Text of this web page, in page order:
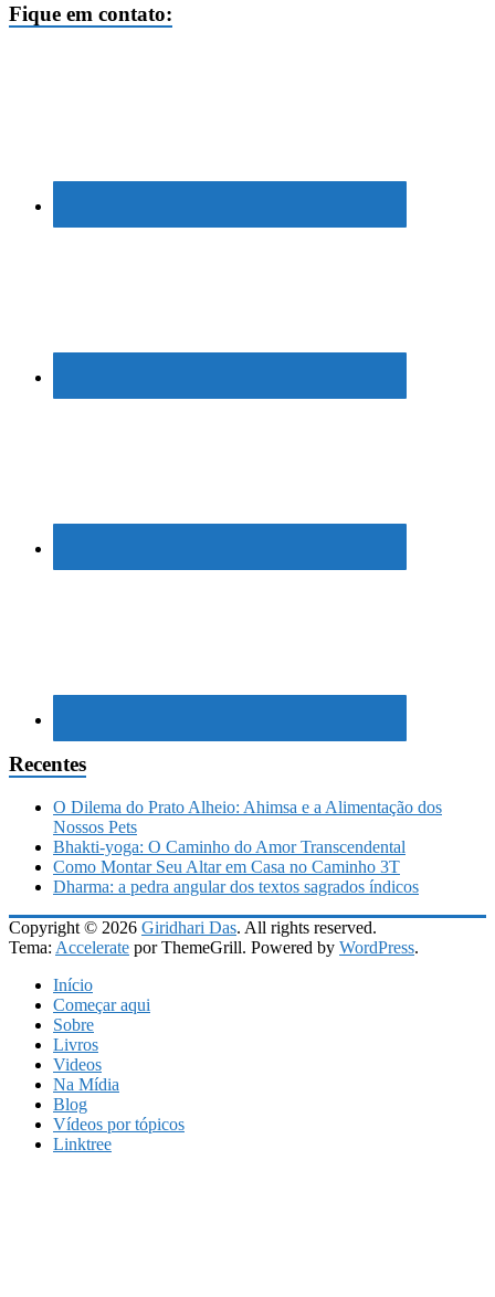
Fique em contato:
Recentes
O Dilema do Prato Alheio: Ahimsa e a Alimentação dos
Nossos Pets
Bhakti-yoga: O Caminho do Amor Transcendental
Como Montar Seu Altar em Casa no Caminho 3T
Dharma: a pedra angular dos textos sagrados índicos
Copyright © 2026 Giridhari Das. All rights reserved.
Tema: Accelerate por ThemeGrill. Powered by WordPress.
Início
Começar aqui
Sobre
Livros
Videos
Na Mídia
Blog
Vídeos por tópicos
Linktree